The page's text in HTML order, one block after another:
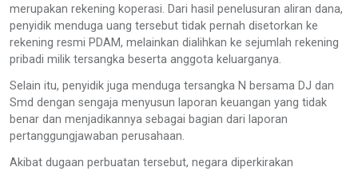
merupakan rekening koperasi. Dari hasil penelusuran aliran dana,
penyidik menduga uang tersebut tidak pernah disetorkan ke
rekening resmi PDAM, melainkan dialihkan ke sejumlah rekening
pribadi milik tersangka beserta anggota keluarganya.
Selain itu, penyidik juga menduga tersangka N bersama DJ dan
Smd dengan sengaja menyusun laporan keuangan yang tidak
benar dan menjadikannya sebagai bagian dari laporan
pertanggungjawaban perusahaan.
Akibat dugaan perbuatan tersebut, negara diperkirakan